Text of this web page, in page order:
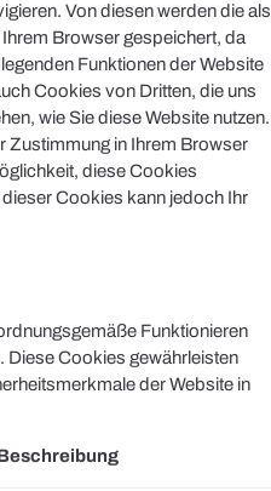
Von diesen werden die als
Browser gespeichert, da
Funktionen der Website
Cookies von Dritten, die uns
wie Sie diese Website nutzen.
Zustimmung in Ihrem Browser
diese Cookies
Cookies kann jedoch Ihr
Funktionieren
Diese Cookies gewährleisten
der Website in